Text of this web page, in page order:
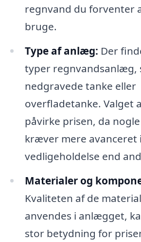
regnvand du forventer
bruge.
Type af anlæg: Der
typer regnvandsanlæg,
nedgravede tanke eller
overfladetanke. Valget
påvirke prisen, da
kræver mere avanceret
vedligeholdelse end
Materialer og
Kvaliteten af de
anvendes i anlægget,
stor betydning for